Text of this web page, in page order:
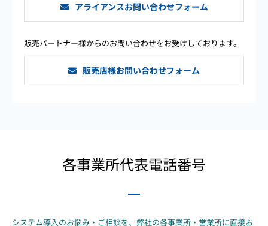
アライアンスお問い合わせフォーム
販売パートナー様からのお問い合わせをお受けしております。
販売店様お問い合わせフォーム
各事業所代表電話番号
システム導入のお悩み・ご相談を、弊社の各事業所・営業所に直接お